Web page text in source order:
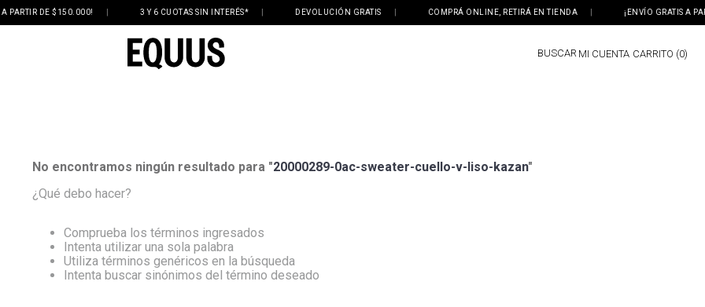
PARTIR DE $150.000! 3 Y 6 CUOTAS SIN INTERÉS* DEVOLUCIÓN GRATIS COMPRÁ ONLINE, RETIRÁ EN TIENDA ¡ENVÍO GRATIS A
BUSCAR MI CUENTA 0
No encontramos ningún resultado para "20000289-0ac-sweater-cuello-v-liso-kazan"
¿Qué debo hacer?
Comprueba los términos ingresados
Intenta utilizar una sola palabra
Utiliza términos genéricos en la búsqueda
Intenta buscar sinónimos del término deseado